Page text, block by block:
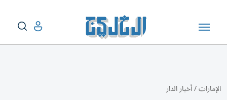
الإمارات/أخبار الدار